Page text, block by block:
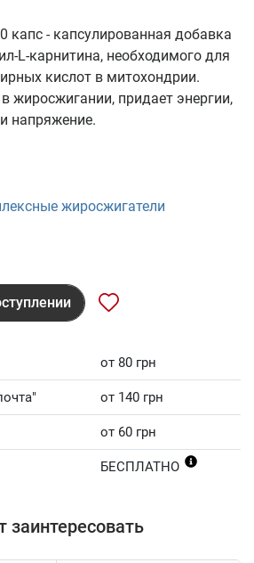
капс - капсулированная добавка
L-карнитина, необходимого для
кислот в митохондрии.
жиросжигании, придает энергии,
напряжение.
жиросжигатели
от 80 грн
от 140 грн
от 60 грн
БЕСПЛАТНО
заинтересовать